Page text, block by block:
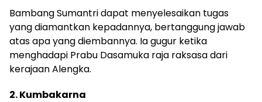
Bambang Sumantri dapat menyelesaikan tugas
yang diamantkan kepadannya, bertanggung jawab
atas apa yang diembannya. Ia gugur ketika
menghadapi Prabu Dasamuka raja raksasa dari
kerajaan Alengka.
2. Kumbakarna